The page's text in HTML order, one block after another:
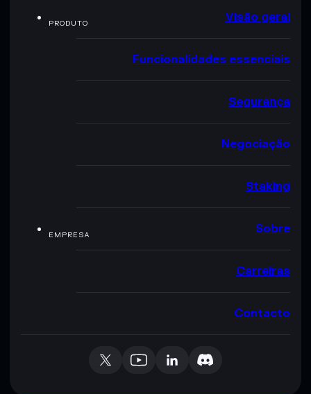
PRODUTO Visão geral
Funcionalidades essenciais
Segurança
Negociação
Staking
EMPRESA Sobre
Carreiras
Contacto